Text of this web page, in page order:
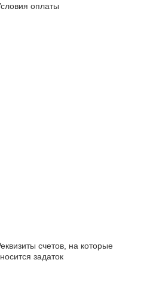
оплаты
счетов, на которые
задаток